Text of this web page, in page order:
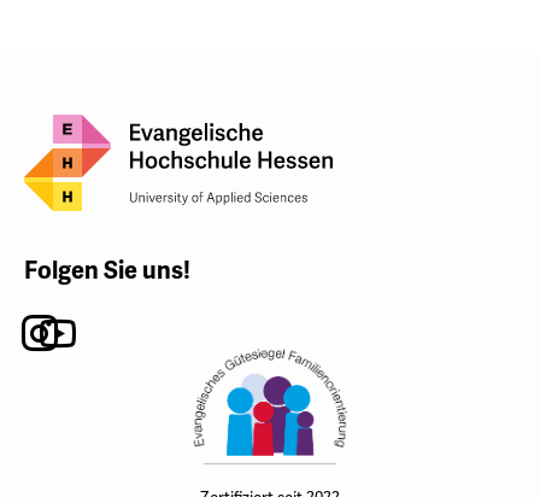
Folgen Sie uns!
Instagram
Youtube